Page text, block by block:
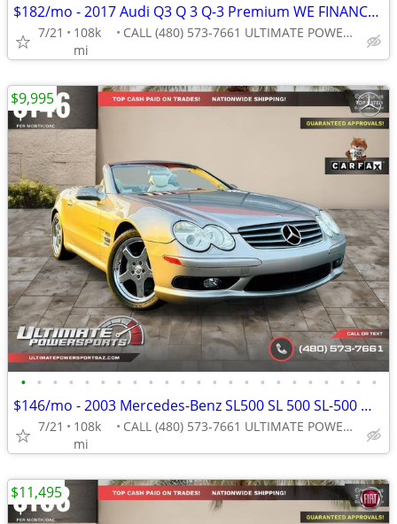
$182/mo - 2017 Audi Q3 Q 3 Q-3 Premium WE FINANCE ALL CREDIT! DRIVE TO
7/21
108k
mi
CALL (480) 573-7661 ULTIMATE POWERSPORTS
• • • • • • • • • • • • • • • • • • • • • • •
$146/mo - 2003 Mercedes-Benz SL500 SL 500 SL-500 WE FINANCE ALL CREDI
7/21
108k
mi
CALL (480) 573-7661 ULTIMATE POWERSPORTS
$9,995
$11,495